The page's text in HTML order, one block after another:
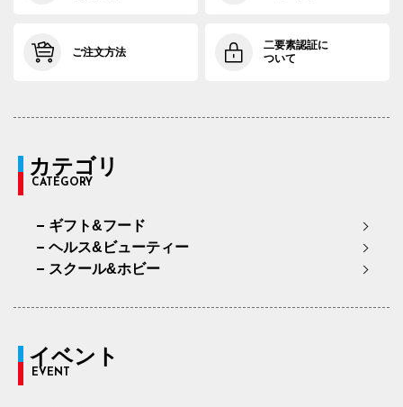
ご注文方法
二要素認証に
ついて
カテゴリ
CATEGORY
ギフト&フード
ヘルス&ビューティー
スクール&ホビー
イベント
EVENT